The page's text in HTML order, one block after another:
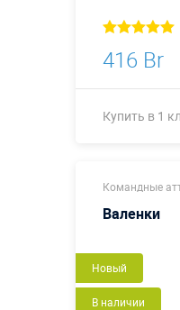
416 Br
Купить в 1
Командные
Валенки
Новый
В наличии